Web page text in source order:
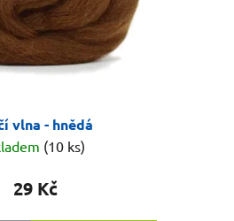
vlna - hnědá
(10 ks)
29 Kč